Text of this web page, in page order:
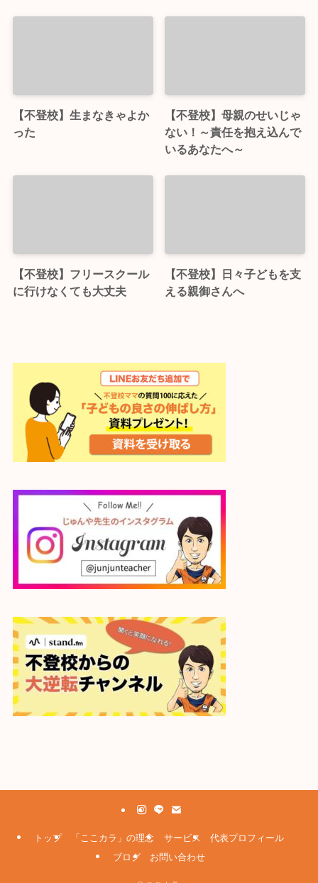
【不登校】生まなきゃよか
った
【不登校】母親のせいじゃ
ない！～責任を抱え込んで
いるあなたへ～
【不登校】フリースクール
に行けなくても大丈夫
【不登校】日々子どもを支
える親御さんへ
トップ 「ここカラ」の理念 サービス
代表プロフィール
ブログ
お問い合わせ